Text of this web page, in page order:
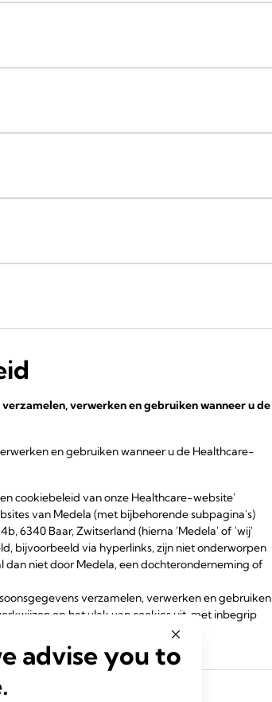
verwerken en gebruiken wanneer u de
en gebruiken wanneer u de Healthcare-
cookiebeleid van onze Healthcare-website'
van Medela (met bijbehorende subpagina's)
6340 Baar, Zwitserland (hierna 'Medela' of 'wij'
bijvoorbeeld via hyperlinks, zijn niet onderworpen
niet door Medela, een dochteronderneming of
verzamelen, verwerken en gebruiken
op het vlak van cookies uit, met inbegrip
advise you to